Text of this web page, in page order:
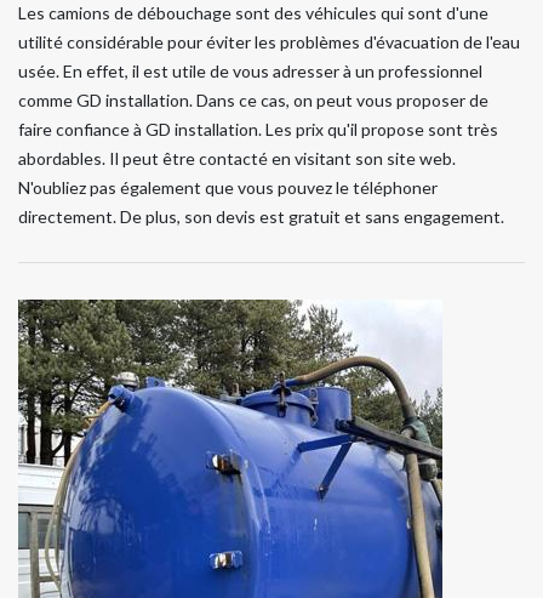
Les camions de débouchage sont des véhicules qui sont d'une
utilité considérable pour éviter les problèmes d'évacuation de l'eau
usée. En effet, il est utile de vous adresser à un professionnel
comme GD installation. Dans ce cas, on peut vous proposer de
faire confiance à GD installation. Les prix qu'il propose sont très
abordables. Il peut être contacté en visitant son site web.
N'oubliez pas également que vous pouvez le téléphoner
directement. De plus, son devis est gratuit et sans engagement.